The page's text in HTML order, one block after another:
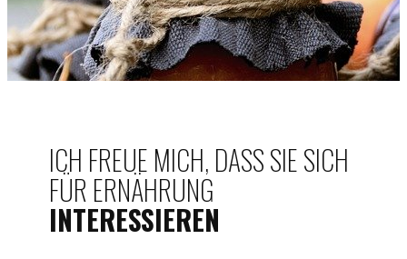
ICH FREUE MICH, DASS SIE SICH
FÜR ERNÄHRUNG
INTERESSIEREN